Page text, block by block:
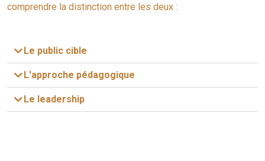
comprendre la distinction entre les deux :
Le public cible
L'approche pédagogique
Le leadership